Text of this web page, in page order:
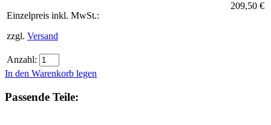
Einzelpreis inkl. MwSt.:
zzgl. Versand
209,50 €
Anzahl:
In den Warenkorb legen
Passende Teile: